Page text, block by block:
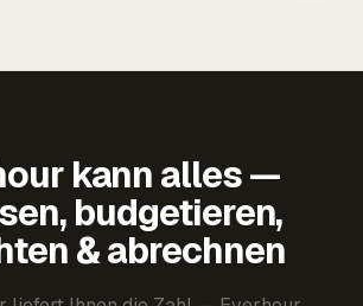
kann alles —
budgetieren,
& abrechnen